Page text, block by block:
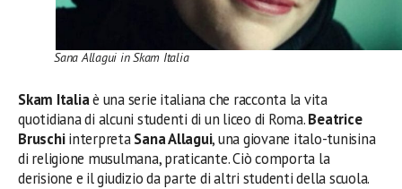
Sana Allagui in Skam Italia
Skam Italiaè una serie italiana che racconta la vita
quotidiana di alcuni studenti di un liceo di Roma.Beatrice
BruschiinterpretaSana Allagui, una giovane italo-tunisina
di religione musulmana, praticante. Ciò comporta la
derisione e il giudizio da parte di altri studenti della scuola.